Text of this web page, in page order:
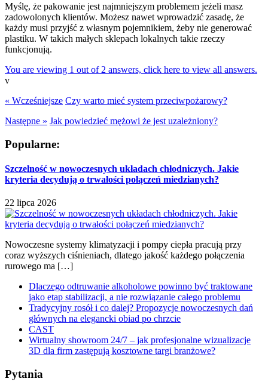
Myślę, że pakowanie jest najmniejszym problemem jeżeli masz
zadowolonych klientów. Możesz nawet wprowadzić zasadę, że
każdy musi przyjść z własnym pojemnikiem, żeby nie generować
plastiku. W takich małych sklepach lokalnych takie rzeczy
funkcjonują.
You are viewing 1 out of 2 answers, click here to view all answers.
v
« Wcześniejsze Czy warto mieć system przeciwpożarowy?
Następne » Jak powiedzieć mężowi że jest uzależniony?
Popularne:
Szczelność w nowoczesnych układach chłodniczych. Jakie
kryteria decydują o trwałości połączeń miedzianych?
22 lipca 2026
Nowoczesne systemy klimatyzacji i pompy ciepła pracują przy
coraz wyższych ciśnieniach, dlatego jakość każdego połączenia
rurowego ma […]
Dlaczego odtruwanie alkoholowe powinno być traktowane
jako etap stabilizacji, a nie rozwiązanie całego problemu
Tradycyjny rosół i co dalej? Propozycje nowoczesnych dań
głównych na elegancki obiad po chrzcie
CAST
Wirtualny showroom 24/7 – jak profesjonalne wizualizacje
3D dla firm zastępują kosztowne targi branżowe?
Pytania